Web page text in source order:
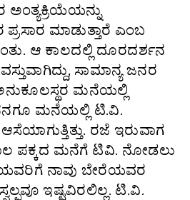
ಮಾಡುತ್ತಾರೆ ಎಂಬ
ಆ ಕಾಲದಲ್ಲಿ ದೂರದರ್ಶನ
ಸಾಮಾನ್ಯ ಜನರ
ಮನೆಯಲ್ಲಿ
ನನಗೂ ಮನೆಯಲ್ಲಿ ಟಿ.ವಿ.
ರಜೆ ಇರುವಾಗ
ಪಕ್ಕದ ಮನೆಗೆ ಟಿವಿ. ನೋಡಲು
ನಾವು ಬೇರೆಯವರ
ಇಷ್ಟವಿರಲಿಲ್ಲ. ಟಿ.ವಿ.